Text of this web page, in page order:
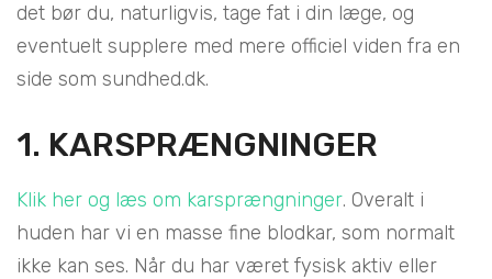
det bør du, naturligvis, tage fat i din læge, og
eventuelt supplere med mere officiel viden fra en
side som sundhed.dk.
1. KARSPRÆNGNINGER
Klik her og læs om karsprængninger. Overalt i
huden har vi en masse fine blodkar, som normalt
ikke kan ses. Når du har været fysisk aktiv eller